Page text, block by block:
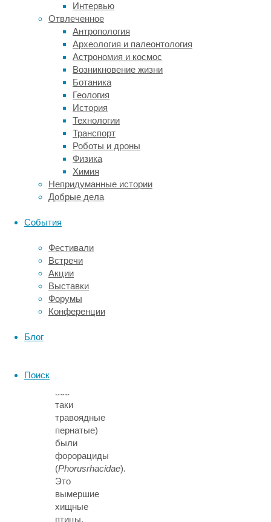
Интервью
Отвлеченное
Антропология
Археология и палеонтология
Астрономия и космос
Возникновение жизни
Ботаника
Геология
История
Технологии
Транспорт
Роботы и дроны
Физика
Химия
Непридуманные истории
Добрые дела
События
Фестивали
Встречи
Акции
Выставки
Форумы
Конференции
Блог
Поиск
например,
скрывались
гигантские
бескилевые
моа,
которых
истребили
полинезийские
переселенцы.
Четырехметровые
птицы,
масса
доходила
до
четверти
стали
дичью
для
охотников.
Не
столь
все-
таки
травоядные
пернатые)
были
форорациды
(Phorusrhacidae).
Это
вымершие
хищные
птицы,